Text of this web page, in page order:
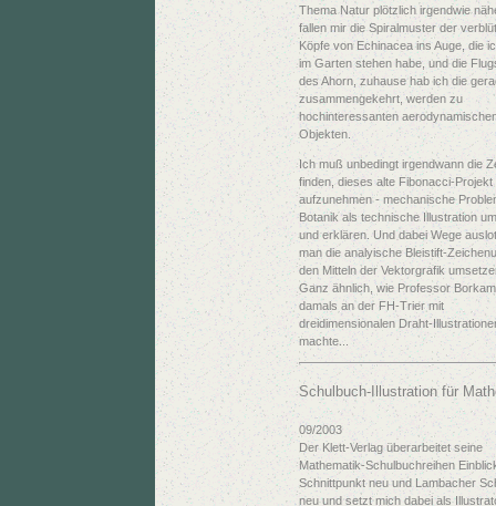
Thema Natur plötzlich irgendwie
fallen mir die Spiralmuster der
Köpfe von Echinacea ins Auge, die
im Garten stehen habe, und die
des Ahorn, zuhause hab ich die
zusammengekehrt, werden zu
hochinteressanten
Objekten.
Ich muß unbedingt irgendwann die
finden, dieses alte Fibonacci-Projekt
aufzunehmen - mechanische
Botanik als technische Illustration
und erklären. Und dabei Wege
man die analyische Bleistift-
den Mitteln der Vektorgrafik
Ganz ähnlich, wie Professor
damals an der FH-Trier mit
dreidimensionalen Draht-
machte...
Schulbuch-Illustration für
09/2003
Der Klett-Verlag überarbeitet seine
Mathematik-Schulbuchreihen
Schnittpunkt neu und Lambacher
neu und setzt mich dabei als